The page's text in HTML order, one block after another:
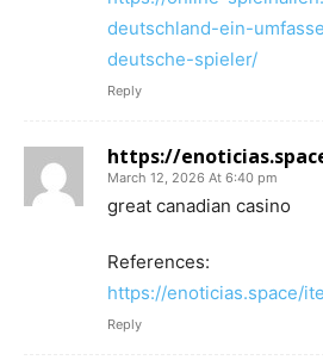
deutschland-ein-
deutsche-spieler/
Reply
https://
March 12, 2026 At 6:40 pm
great canadian casino
References:
https://enoticias.space/
Reply